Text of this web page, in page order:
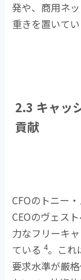
発や、商用ネ
重きを置いて
2.3 キャッ
貢献
CFOのトニー
CEOのヴェスト
力なフリーキ
ている 4。これ
要求水準が厳